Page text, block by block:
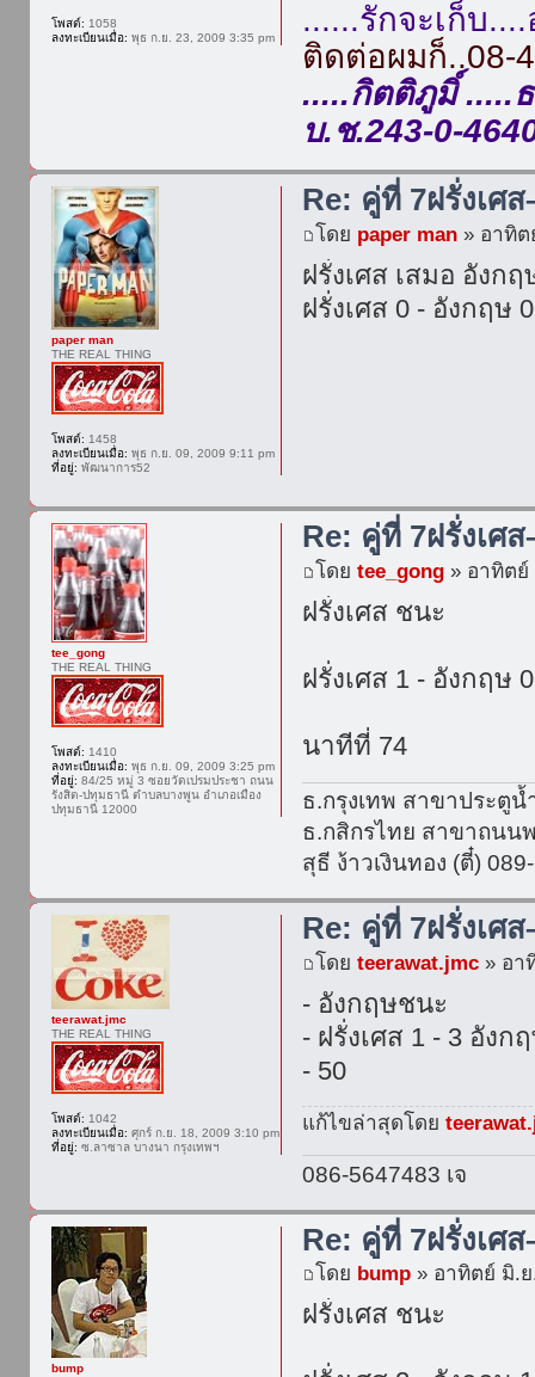
......รักจะเก็บ
ติดต่อผมก็..08-
.....กิตติภูมิ์ .....
บ.ช.243-0-
โพสต์: 1058
ลงทะเบียนเมื่อ: พุธ ก.ย. 23, 2009 3:35 pm
Re: คู่ที่ 7ฝรั่งเศ
โดย paper man » อาทิต
ฝรั่งเศส เสมอ อังกฤ
ฝรั่งเศส 0 - อังกฤษ 0
paper man
THE REAL THING
โพสต์: 1458
ลงทะเบียนเมื่อ: พุธ ก.ย. 09, 2009 9:11 pm
ที่อยู่: พัฒนาการ52
Re: คู่ที่ 7ฝรั่งเศ
โดยtee_gong » อาทิตย์
ฝรั่งเศส ชนะ
ฝรั่งเศส 1 - อังกฤษ 0
นาทีที่ 74
ธ.กรุงเทพ สาขาประตู
ธ.กสิกรไทย สาขาถนน
สุธี ง้าวเงินทอง (ตี๋)
tee_gong
THE REAL THING
โพสต์: 1410
ลงทะเบียนเมื่อ: พุธ ก.ย. 09, 2009 3:25 pm
ที่อยู่: 84/25 หมู่ 3 ซอยวัดเปรมประชา ถนน
รังสิต-ปทุมธานี ตำบลบางพูน อำเภอเมือง
ปทุมธานี 12000
Re: คู่ที่ 7ฝรั่งเศ
โดยteerawat.jmc » อา
- อังกฤษชนะ
- ฝรั่งเศส 1 - 3 อังก
- 50
แก้ไขล่าสุดโดย
086-5647483 เจ
teerawat.jmc
THE REAL THING
โพสต์: 1042
ลงทะเบียนเมื่อ: ศุกร์ ก.ย. 18, 2009 3:10 pm
ที่อยู่: ซ.ลาซาล บางนา กรุงเทพฯ
Re: คู่ที่ 7ฝรั่งเศ
โดย bump » อาทิตย์ มิ.ย
ฝรั่งเศส ชนะ
bump